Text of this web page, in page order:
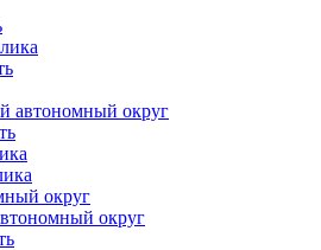
автономный округ
округ
округ